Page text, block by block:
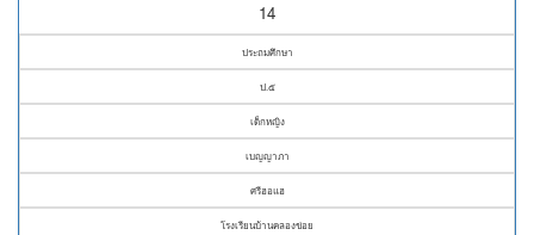
14
ประถมศึกษา
ป.๕
เด็กหญิง
เบญญาภา
ศรีฮอแฮ
โรงเรียนบ้านคลองข่อย